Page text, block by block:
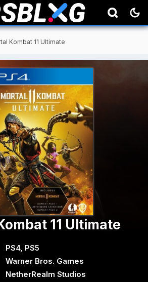
Kombat 11 Ultimate
11 Ultimate
PS4, PS5
Warner Bros. Games
NetherRealm Studios